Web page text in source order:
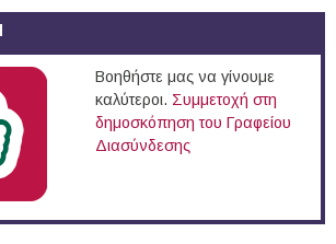
Βοηθήστε μας να γίνουμε
καλύτεροι. Συμμετοχή στη
δημοσκόπηση του Γραφείου
Διασύνδεσης